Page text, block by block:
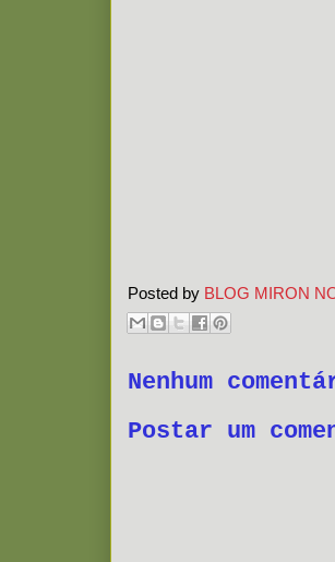
Posted by BLOG MIRON
Nenhum
Postar um